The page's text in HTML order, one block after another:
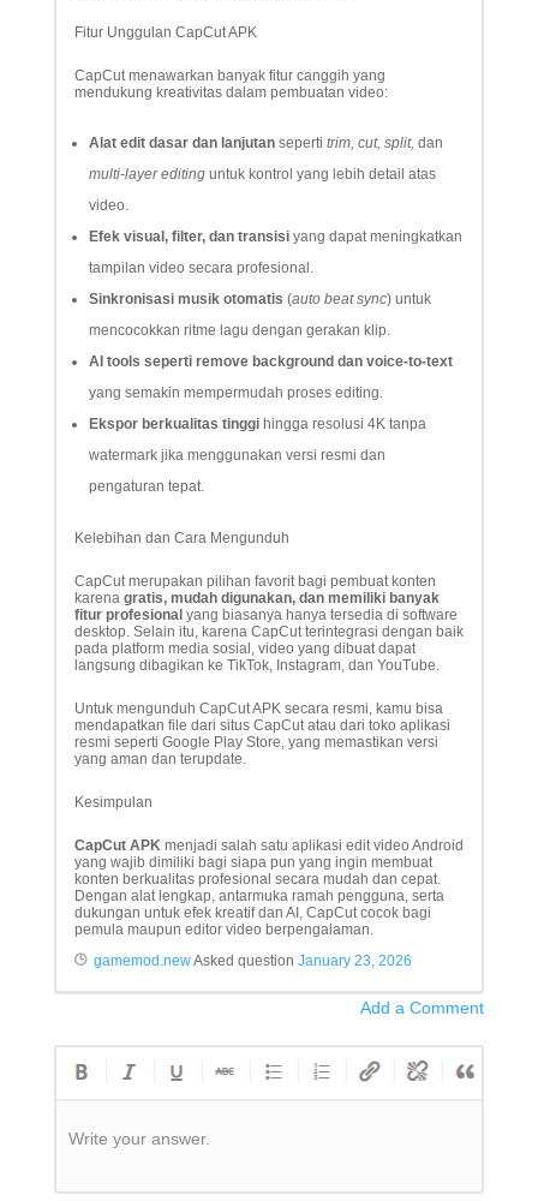
Fitur Unggulan CapCut APK
CapCut menawarkan banyak fitur canggih yang
mendukung kreativitas dalam pembuatan video:
Alat edit dasar dan lanjutanseperti trim, cut, split, dan
multi-layer editinguntuk kontrol yang lebih detail atas
video.
Efek visual, filter, dan transisiyang dapat meningkatkan
tampilan video secara profesional.
Sinkronisasi musik otomatis (auto beat sync) untuk
mencocokkan ritme lagu dengan gerakan klip.
AI tools seperti remove background dan voice-to-text
yang semakin mempermudah proses editing.
Ekspor berkualitas tinggihingga resolusi 4K tanpa
watermark jika menggunakan versi resmi dan
pengaturan tepat.
Kelebihan dan Cara Mengunduh
CapCut merupakan pilihan favorit bagi pembuat konten
karena gratis, mudah digunakan, dan memiliki banyak
fitur profesional yang biasanya hanya tersedia di software
desktop. Selain itu, karena CapCut terintegrasi dengan baik
pada platform media sosial, video yang dibuat dapat
langsung dibagikan ke TikTok, Instagram, dan YouTube.
Untuk mengunduh CapCut APK secara resmi, kamu bisa
mendapatkan file dari situs CapCut atau dari toko aplikasi
resmi seperti Google Play Store, yang memastikan versi
yang aman dan terupdate.
Kesimpulan
CapCut APKmenjadi salah satu aplikasi edit video Android
yang wajib dimiliki bagi siapa pun yang ingin membuat
konten berkualitas profesional secara mudah dan cepat.
Dengan alat lengkap, antarmuka ramah pengguna, serta
dukungan untuk efek kreatif dan AI, CapCut cocok bagi
pemula maupun editor video berpengalaman.
gamemod.newAsked question January 23, 2026
Add a Comment
Write your answer.